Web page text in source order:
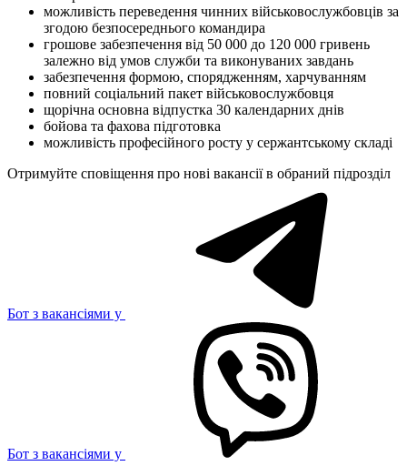
можливість переведення чинних військовослужбовців за
згодою безпосереднього командира
грошове забезпечення від 50 000 до 120 000 гривень
залежно від умов служби та виконуваних завдань
забезпечення формою, спорядженням, харчуванням
повний соціальний пакет військовослужбовця
щорічна основна відпустка 30 календарних днів
бойова та фахова підготовка
можливість професійного росту у сержантському складі
Отримуйте сповіщення про нові вакансії в обраний підрозділ
Бот з вакансіями у
Бот з вакансіями у